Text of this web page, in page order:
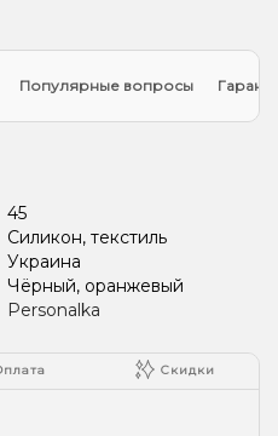
Популярные вопросы
45
Силикон, текстиль
Украина
Чёрный, оранжевый
Personalka
Скидки